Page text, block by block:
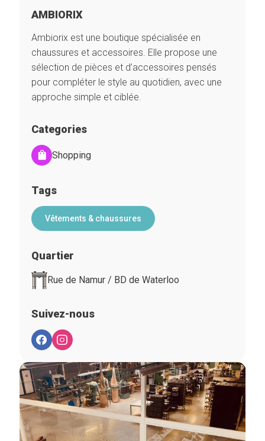
AMBIORIX
Ambiorix est une boutique spécialisée en
chaussures et accessoires. Elle propose une
sélection de pièces et d’accessoires pensés
pour compléter le style au quotidien, avec une
approche simple et ciblée.
Categories
Shopping
Tags
Vêtements & chaussures
Quartier
Rue de Namur / BD de Waterloo
Suivez-nous